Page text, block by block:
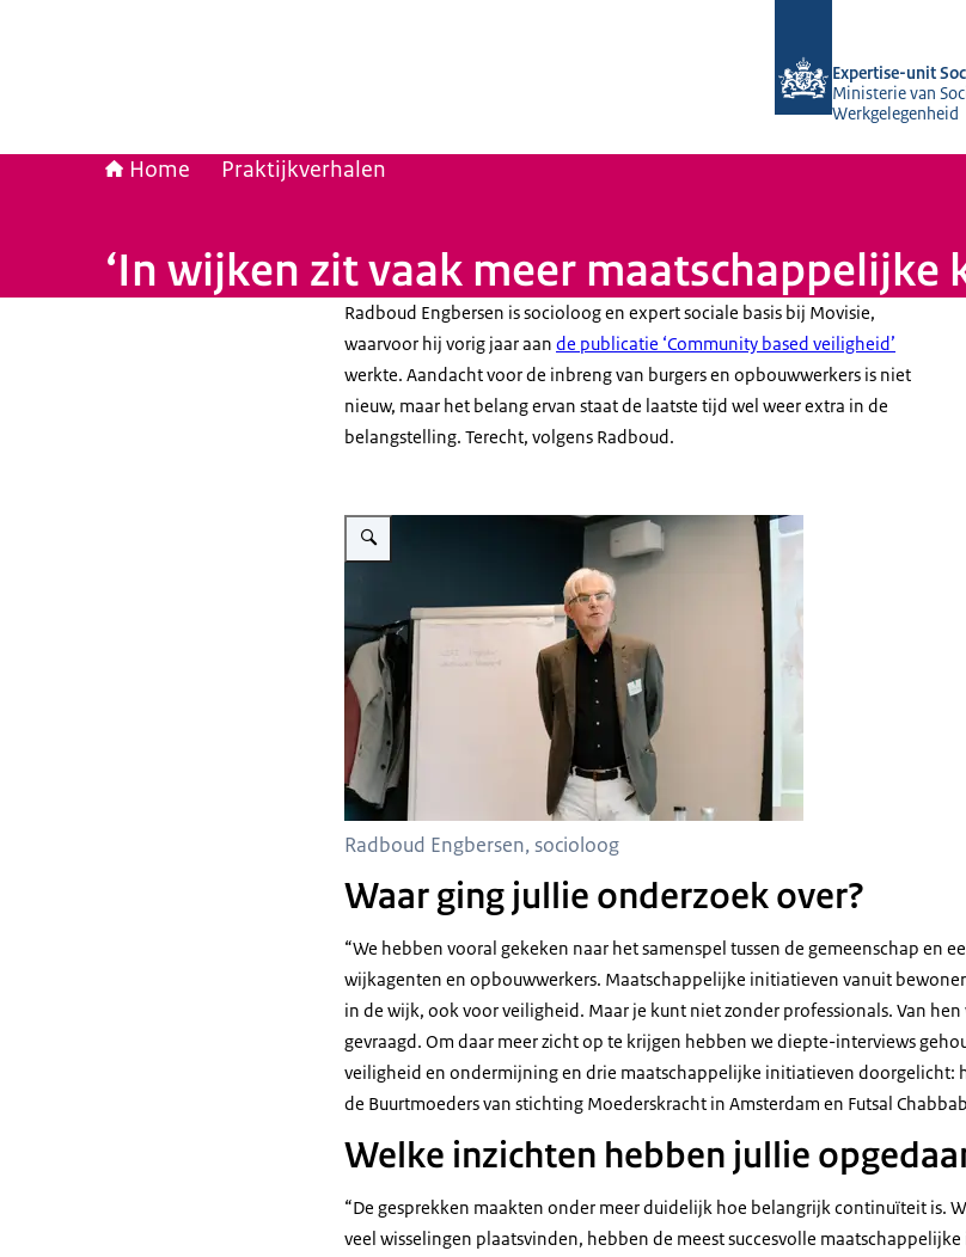
Expertise-unit
Ministerie van
Werkgelegenheid
Home Praktijkverhalen
‘In wijken zit vaak meer maatschappelijke
Radboud Engbersen is socioloog en expert sociale basis bij Movisie,
waarvoor hij vorig jaar aan de publicatie ‘Community based veiligheid’
werkte. Aandacht voor de inbreng van burgers en opbouwwerkers is niet
nieuw, maar het belang ervan staat de laatste tijd wel weer extra in de
belangstelling. Terecht, volgens Radboud.
Vergroot afbeelding Portret Radboud Engbersen
Radboud Engbersen, socioloog
Waar ging jullie onderzoek over?
“We hebben vooral gekeken naar het samenspel tussen de gemeenschap en
wijkagenten en opbouwwerkers. Maatschappelijke initiatieven vanuit
in de wijk, ook voor veiligheid. Maar je kunt niet zonder professionals. Van
gevraagd. Om daar meer zicht op te krijgen hebben we diepte-interviews
veiligheid en ondermijning en drie maatschappelijke initiatieven doorgelicht:
de Buurtmoeders van stichting Moederskracht in Amsterdam en Futsal
Welke inzichten hebben jullie
“De gesprekken maakten onder meer duidelijk hoe belangrijk continuïteit is.
veel wisselingen plaatsvinden, hebben de meest succesvolle